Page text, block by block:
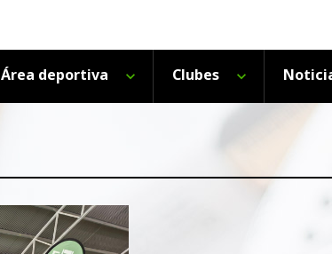
Área deportiva Clubes